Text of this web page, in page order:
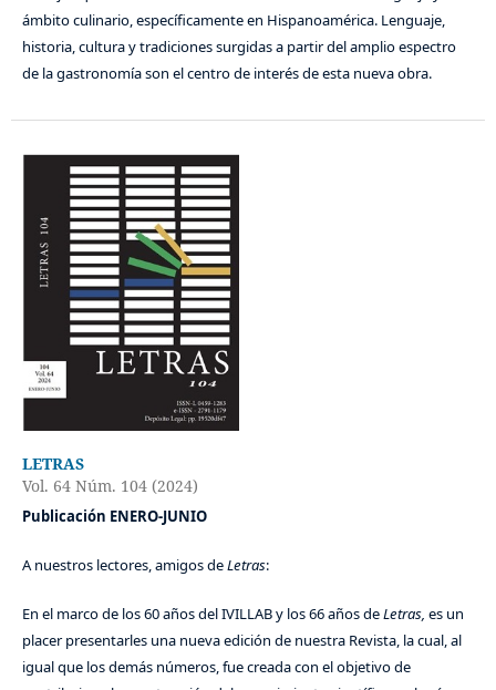
ámbito culinario, específicamente en Hispanoamérica. Lenguaje,
historia, cultura y tradiciones surgidas a partir del amplio espectro
de la gastronomía son el centro de interés de esta nueva obra.
LETRAS
Vol. 64 Núm. 104 (2024)
Publicación ENERO-JUNIO
A nuestros lectores, amigos deLetras:
En el marco de los 60 años del IVILLAB y los 66 años deLetras, es un
placer presentarles una nueva edición de nuestra Revista, la cual, al
igual que los demás números, fue creada con el objetivo de